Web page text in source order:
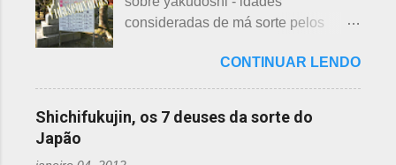
depende de cada associação de
bairro, não sendo, portanto,
obrigatória, e visto em pouquíssimas
uma opinião, não consultei ninguém
para atender aos nossos insti...
tem interesse nas peças, além do
baixo preço oferecido. Doar dá uma
vender a preço baixo. O Japão é um
país que recicla há muitos anos e
leva muito a sério. Em cidades como
consideradas de má sorte pelos
nesta >>> postagem e não havia
feito uma exclusiva sobre o assunto,
até porque existem toneladas de
informações pela net. No entanto, a
CONTINUAR LENDO
Shichifukujin, os 7 deuses da sorte do
Japão